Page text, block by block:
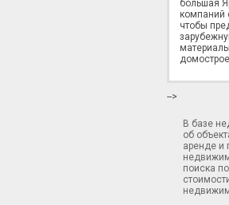
большая
компаний
чтобы
-->
В базе
об
аренде и
поиска